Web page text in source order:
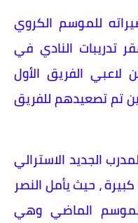
للموسم الكروي
، وذلك بمقر تدريبات النادي في
الفريق الأول
تم تصعيدهم للفريق
الجديد الاسترالي
، حيث يأمل النصر
الماضي وهي